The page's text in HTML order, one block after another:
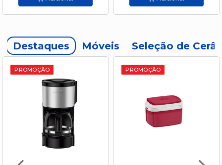
Destaques Móveis Seleção de
PROMOÇÃO PROMOÇÃO